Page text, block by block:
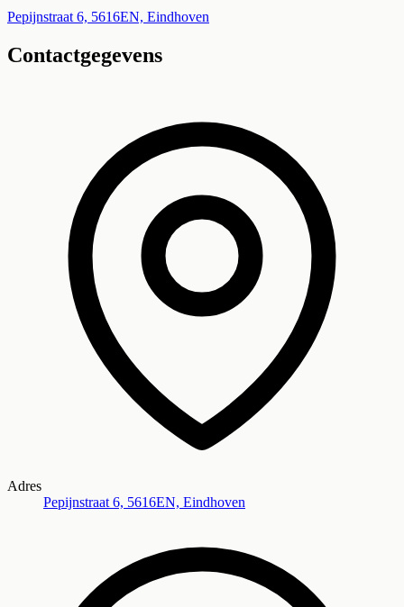
+
−
Pepijnstraat 6, 5616EN, Eindhoven
Contactgegevens
Adres
Pepijnstraat 6, 5616EN, Eindhoven